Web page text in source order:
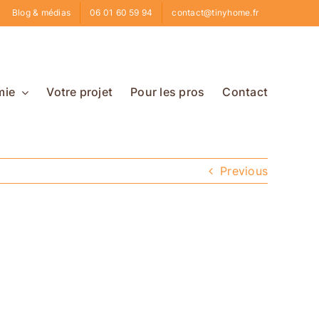
Blog & médias 06 01 60 59 94 contact@tinyhome.fr
Votre projet Pour les pros Contact
Previous